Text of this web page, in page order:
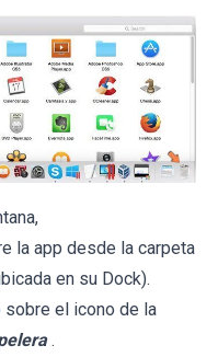
la app desde la carpeta
en su Dock).
sobre el icono de la
.